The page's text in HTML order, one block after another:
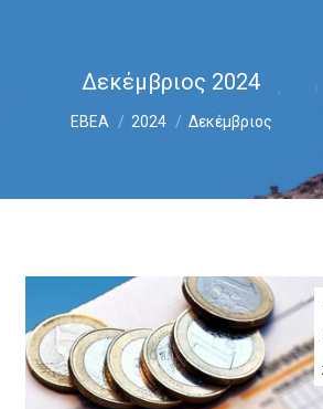
Δεκέμβριος 2024
You are here:
ΕΒΕΑ 2024 Δεκέμβριος